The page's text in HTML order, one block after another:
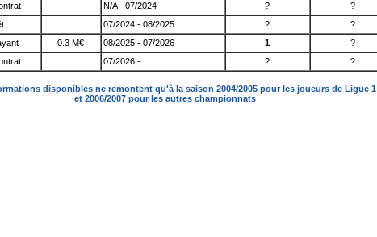
N/A - 07/2024 ? ?
07/2024 - 08/2025 ? ?
0.3 M€ 08/2025 - 07/2026 1 ?
07/2026 - ? ?
disponibles ne remontent qu'à la saison 2004/2005 pour les joueurs de Ligue 1
et 2006/2007 pour les autres championnats